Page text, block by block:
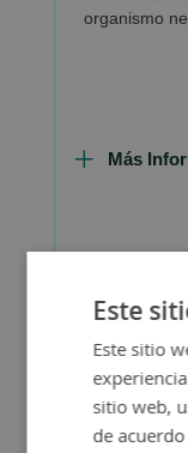
organismo
Más
Este
Este sitio
sitio web,
de